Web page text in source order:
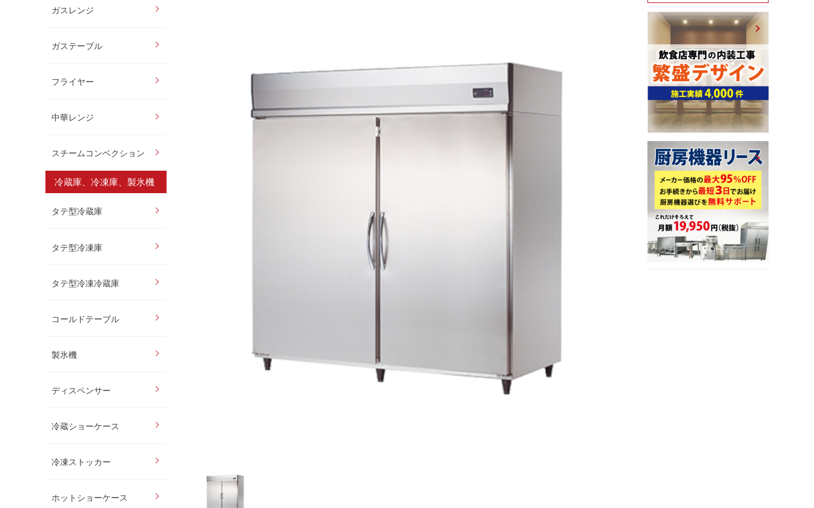
ガスレンジ
ガステーブル
フライヤー
中華レンジ
スチームコンベクション
冷蔵庫、冷凍庫、製氷機
タテ型冷蔵庫
タテ型冷凍庫
タテ型冷凍冷蔵庫
コールドテーブル
製氷機
ディスペンサー
冷蔵ショーケース
冷凍ストッカー
ホットショーケース